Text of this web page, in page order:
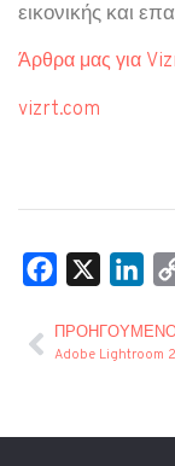
εικονικής και
Άρθρα μας για
vizrt.com
Facebook